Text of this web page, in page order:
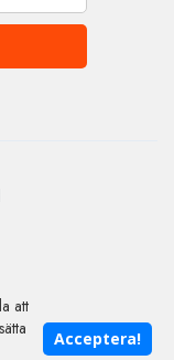
att
Acceptera!